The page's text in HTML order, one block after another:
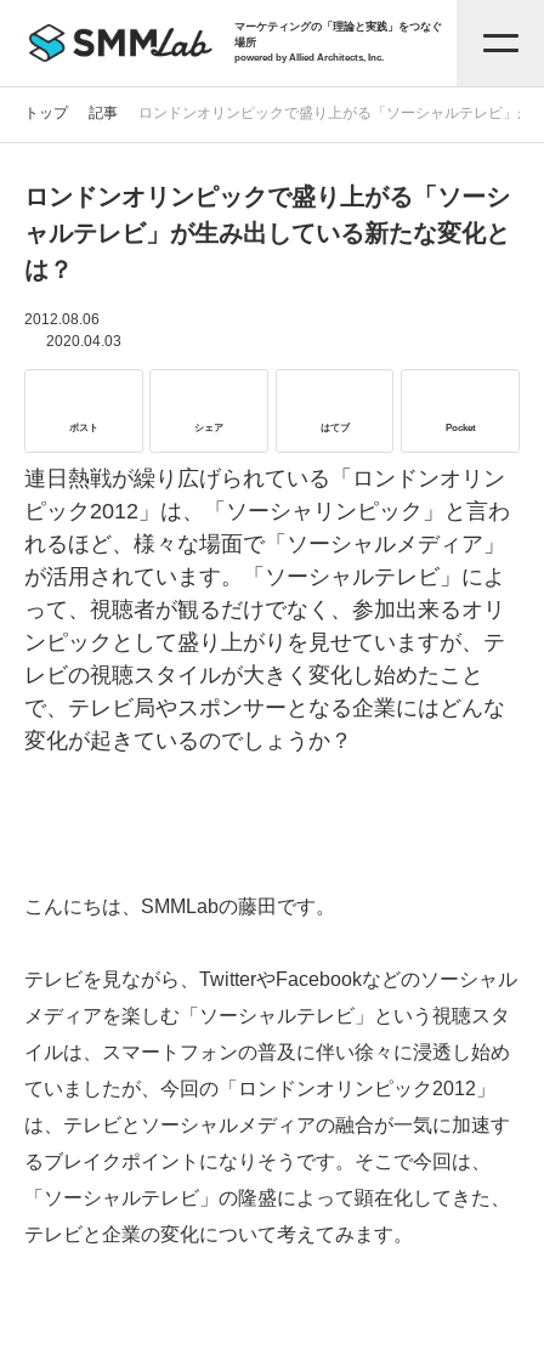
マーケティングの「理論と実践」をつなぐ
場所
powered by Allied Architects, Inc.
記事一覧
お役立ち資料
サービス資料
SMMLabについて
トップ 記事 ロンドンオリンピックで盛り上がる「ソーシャルテレビ」が
ロンドンオリンピックで盛り上がる「ソーシ
ャルテレビ」が生み出している新たな変化と
は？
2012.08.06
2020.04.03
ポスト シェア はてブ Pocket
連日熱戦が繰り広げられている「ロンドンオリン
ピック2012」は、「ソーシャリンピック」と言わ
れるほど、様々な場面で「ソーシャルメディア」
が活用されています。「ソーシャルテレビ」によ
って、視聴者が観るだけでなく、参加出来るオリ
ンピックとして盛り上がりを見せていますが、テ
レビの視聴スタイルが大きく変化し始めたこと
で、テレビ局やスポンサーとなる企業にはどんな
変化が起きているのでしょうか？
こんにちは、SMMLabの藤田です。
テレビを見ながら、TwitterやFacebookなどのソーシャル
メディアを楽しむ「ソーシャルテレビ」という視聴スタ
イルは、スマートフォンの普及に伴い徐々に浸透し始め
ていましたが、今回の「ロンドンオリンピック2012」
は、テレビとソーシャルメディアの融合が一気に加速す
るブレイクポイントになりそうです。そこで今回は、
「ソーシャルテレビ」の隆盛によって顕在化してきた、
テレビと企業の変化について考えてみます。